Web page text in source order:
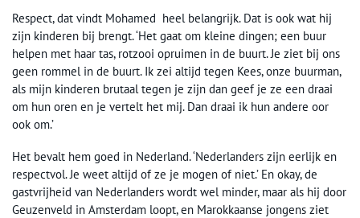
Respect, dat vindt Mohamed heel belangrijk. Dat is ook wat hij
zijn kinderen bij brengt. ‘Het gaat om kleine dingen; een buur
helpen met haar tas, rotzooi opruimen in de buurt. Je ziet bij ons
geen rommel in de buurt. Ik zei altijd tegen Kees, onze buurman,
als mijn kinderen brutaal tegen je zijn dan geef je ze een draai
om hun oren en je vertelt het mij. Dan draai ik hun andere oor
ook om.’
Het bevalt hem goed in Nederland. ‘Nederlanders zijn eerlijk en
respectvol. Je weet altijd of ze je mogen of niet.’ En okay, de
gastvrijheid van Nederlanders wordt wel minder, maar als hij door
Geuzenveld in Amsterdam loopt, en Marokkaanse jongens ziet